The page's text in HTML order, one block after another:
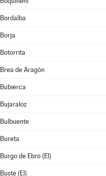
Bordalba
Borja
Botorrita
Brea de Aragón
Bubierca
Bujaraloz
Bulbuente
Bureta
Burgo de Ebro (El)
Buste (El)